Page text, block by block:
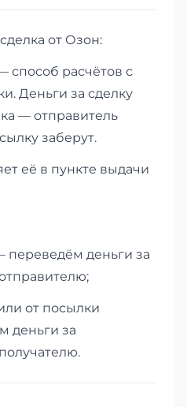
от Озон:
способ расчётов с
Деньги за сделку
— отправитель
заберут.
её в пункте выдачи
переведём деньги за
от посылки
деньги за